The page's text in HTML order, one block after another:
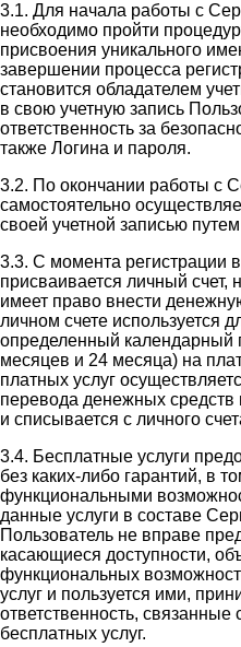
3.1. Для начала работы с
необходимо пройти
присвоения уникального
завершении процесса
становится обладателем
в свою учетную запись
ответственность за
также Логина и пароля.
3.2. По окончании работы с
самостоятельно
своей учетной записью
3.3. С момента регистрации
присваивается личный счет,
имеет право внести
личном счете используется
определенный календарный
месяцев и 24 месяца) на
платных услуг
перевода денежных
и списывается с личного
3.4. Бесплатные услуги
без каких-либо гарантий, в
функциональными
данные услуги в составе
Пользователь не вправе
касающиеся доступности,
функциональных
услуг и пользуется ими,
ответственность, связанные
бесплатных услуг.